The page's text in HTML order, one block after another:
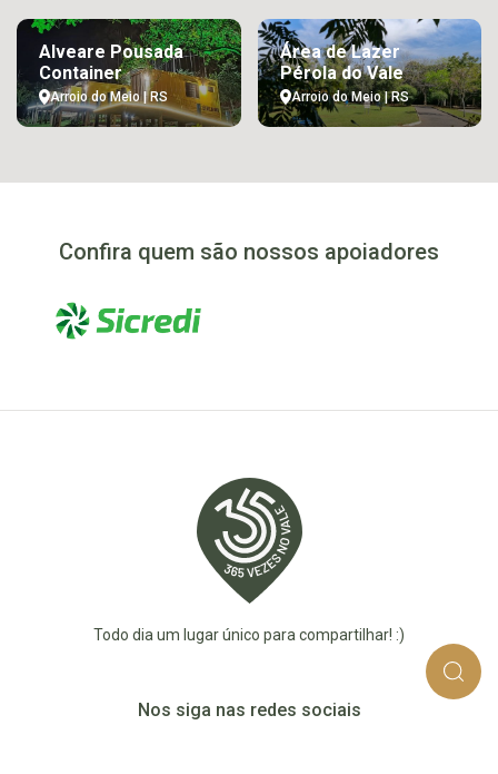
Alveare Pousada
Container
Arroio do Meio | RS
Área de Lazer
Pérola do Vale
Arroio do Meio | RS
Confira quem são nossos apoiadores
Todo dia um lugar único para compartilhar! :)
Nos siga nas redes sociais